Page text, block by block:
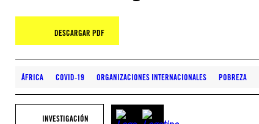
DESCARGAR PDF
ÁFRICA COVID-19 ORGANIZACIONES INTERNACIONALES POBREZA
INVESTIGACIÓN